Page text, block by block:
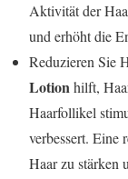
Aktivität der
und erhöht die
Reduzieren Sie
Lotionhilft,
Haarfollikel
verbessert. Eine
Haar zu stärken